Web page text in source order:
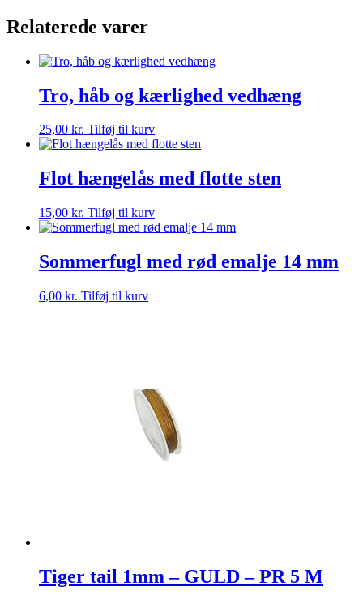
Relaterede varer
Tro, håb og kærlighed vedhæng
25,00 kr. Tilføj til kurv
Flot hængelås med flotte sten
15,00 kr. Tilføj til kurv
Sommerfugl med rød emalje 14 mm
6,00 kr. Tilføj til kurv
Tiger tail 1mm – GULD – PR 5 M